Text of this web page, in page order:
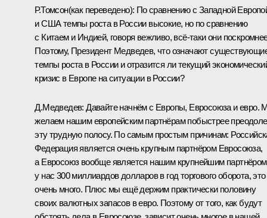
Р.Томсон(как переведено): По сравнению с Западной
и США темпы роста в России высокие, но по сравнению
с Китаем и Индией, говоря вежливо, всё‑таки они
Поэтому, Президент Медведев, что означают
темпы роста в России и отразится ли текущий
кризис в Европе на ситуации в России?
Д.Медведев:Давайте начнём с Европы, Евросоюза и евро.
желаем нашим европейским партнёрам побыстрее
эту трудную полосу. По самым простым причинам:
Федерация является очень крупным партнёром Евросоюза,
а Евросоюз вообще является нашим крупнейшим
у нас 300 миллиардов долларов в год торгового оборота, это
очень много. Плюс мы ещё держим практически половину
своих валютных запасов в евро. Поэтому от того, как будут